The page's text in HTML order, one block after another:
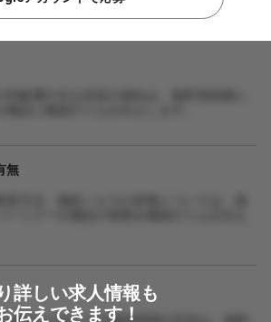
無
詳しい求人情報も
伝えできます！